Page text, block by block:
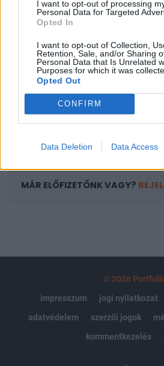
I want to opt-out of processing
Personal Data for Targeted
Opted In
I want to opt-out of Collection,
Retention, Sale, and/or Sharing
Personal Data that Is Unrelated
Purposes for which it was
Opted Out
CONFIRM
Data Deletion Data Access
A keresett cikk a portfolio.hu
tartozik, melynek olvasása
regisztrációhoz kötött.
Az előfizetés a következőket
Portfolio.hu teljes
Kötéslisták: BÉT elmúlt 2 év
MÁR ELŐFIZETŐNK VAGY?
© 2026
impresszum
jogi nyilatkozat
adatvédelem
szerzői jogok
kommentkezelés